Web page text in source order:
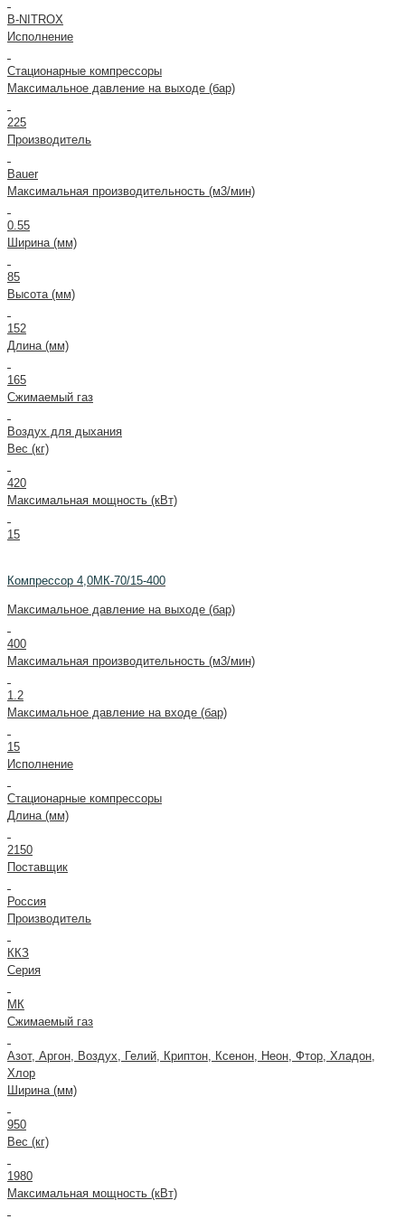
B-NITROX
Исполнение
Стационарные компрессоры
Максимальное давление на выходе (бар)
225
Производитель
Bauer
Максимальная производительность (м3/мин)
0.55
Ширина (мм)
85
Высота (мм)
152
Длина (мм)
165
Сжимаемый газ
Воздух для дыхания
Вес (кг)
420
Максимальная мощность (кВт)
15
Компрессор 4,0МК-70/15-400
Максимальное давление на выходе (бар)
400
Максимальная производительность (м3/мин)
1.2
Максимальное давление на входе (бар)
15
Исполнение
Стационарные компрессоры
Длина (мм)
2150
Поставщик
Россия
Производитель
ККЗ
Серия
МК
Сжимаемый газ
Азот, Аргон, Воздух, Гелий, Криптон, Ксенон, Неон, Фтор, Хладон,
Хлор
Ширина (мм)
950
Вес (кг)
1980
Максимальная мощность (кВт)